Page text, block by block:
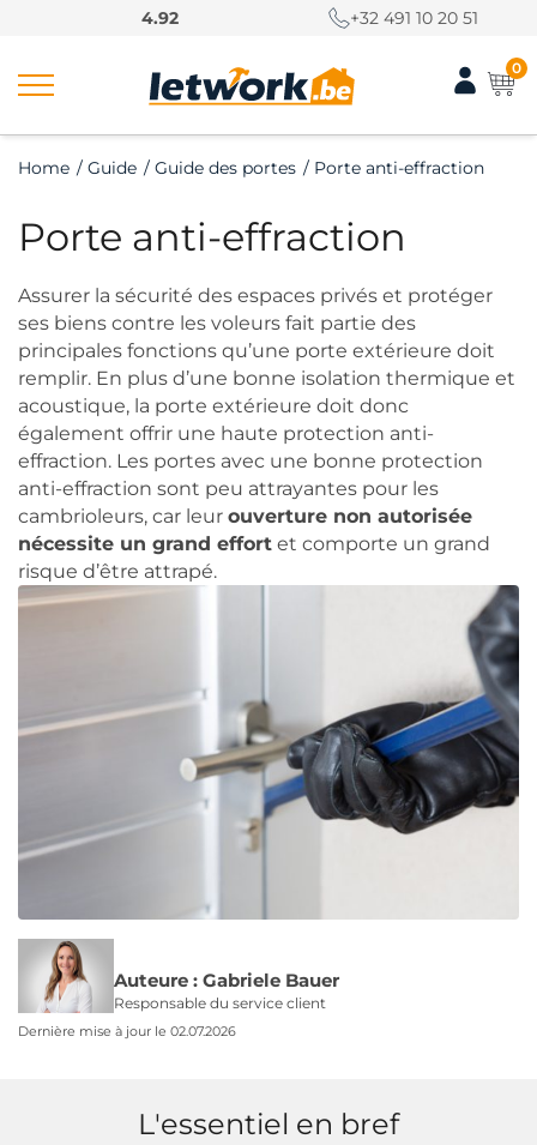
4.92 +32 491 10 20 51
0
Home / Guide / Guide des portes / Porte anti-effraction
Porte anti-effraction
Assurer la sécurité des espaces privés et protéger
ses biens contre les voleurs fait partie des
principales fonctions qu’une porte extérieure doit
remplir. En plus d’une bonne isolation thermique et
acoustique, la porte extérieure doit donc
également offrir une haute protection anti-
effraction. Les portes avec une bonne protection
anti-effraction sont peu attrayantes pour les
cambrioleurs, car leur ouverture non autorisée
nécessite un grand effort et comporte un grand
risque d’être attrapé.
Auteure : Gabriele Bauer
Responsable du service client
Dernière mise à jour le 02.07.2026
L'essentiel en bref